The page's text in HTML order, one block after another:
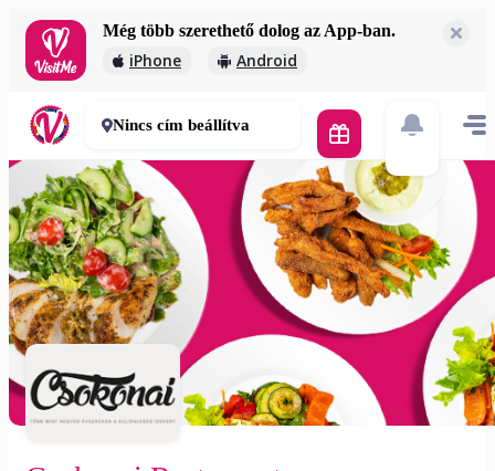
Még több szerethető dolog az App-ban.
iPhone Android
Csokonai Restaurant
3 000 Ft
45-60 perc
Nincs cím beállítva